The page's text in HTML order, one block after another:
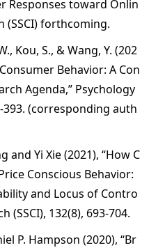
Responses toward Onlin
(SSCI) forthcoming.
Kou, S., & Wang, Y. (202
Behavior: A Con
Agenda,” Psychology
393. (corresponding auth
and Yi Xie (2021), “How C
Conscious Behavior:
and Locus of Contro
(SSCI), 132(8), 693-704.
P. Hampson (2020), “Br